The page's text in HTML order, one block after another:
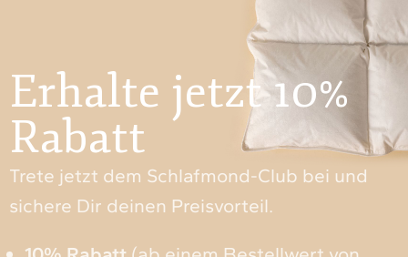
Erhalte jetzt 10%
Rabatt
Trete jetzt dem Schlafmond-Club bei und
sichere Dir deinen Preisvorteil.